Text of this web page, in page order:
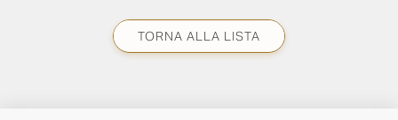
TORNA ALLA LISTA